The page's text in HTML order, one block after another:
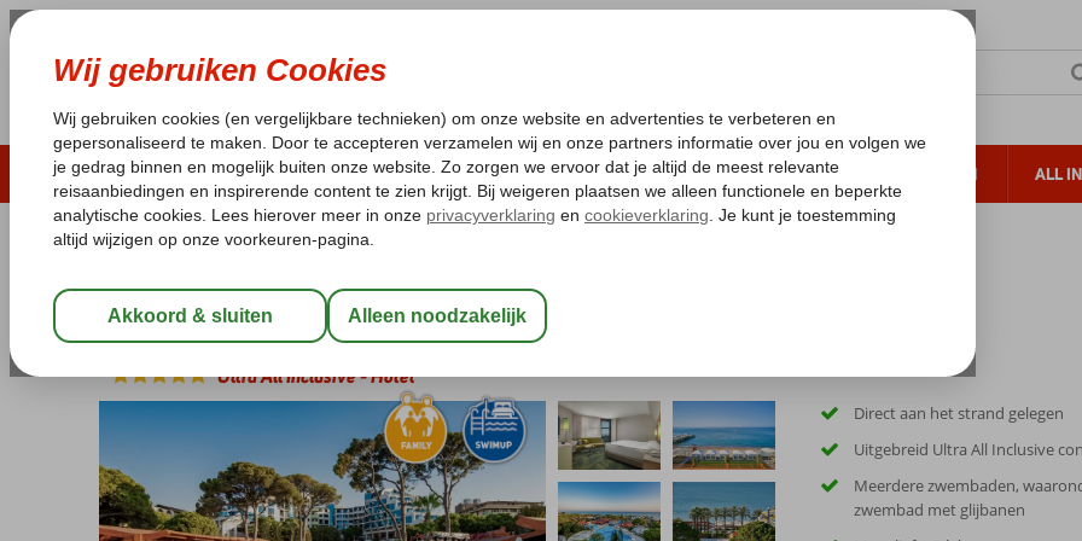
ZOMER 2026 LAST MINUTES WINTERZON ZONVAKANTIES VERRE REIZEN ALL
Laagsteprijsgarantie* Geen fueltoeslag Gratis annuleren*
Home
Turkije Turkse Riviera Belek Paloma Sencia
Paloma Sencia
Ultra All Inclusive-Hotel
Direct aan het strand gelegen
Uitgebreid Ultra All Inclusive
Meerdere zwembaden,
zwembad met glijbanen